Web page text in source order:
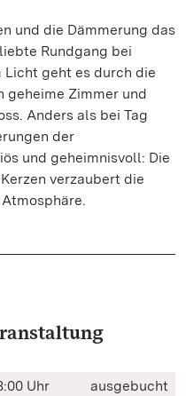
und die Dämmerung das
Rundgang bei
Licht geht es durch die
geheime Zimmer und
Anders als bei Tag
der
und geheimnisvoll: Die
verzaubert die
Uhr
ausgebucht